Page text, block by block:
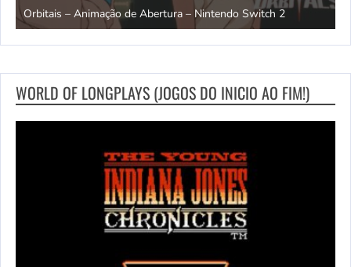
Orbitais – Animação de Abertura – Nintendo Switch 2
WORLD OF LONGPLAYS (JOGOS DO INICIO AO FIM!)